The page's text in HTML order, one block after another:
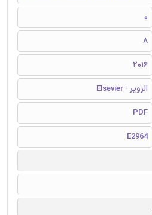
0
8
2016
الزویر - Elsevier
PDF
E2964